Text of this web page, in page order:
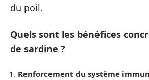
du poil.
Quels sont les bénéfices
de sardine ?
Renforcement du système